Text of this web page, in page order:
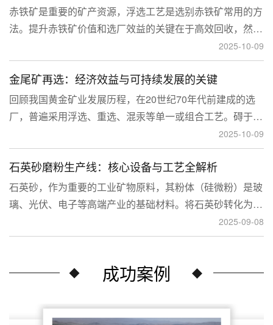
赤铁矿是重要的矿产资源，浮选工艺是选别赤铁矿常用的方
法。提升赤铁矿价值和选厂效益的关键在于高效回收，然
而，赤铁矿往往存在嵌布粒度细、易泥化、存在高硅铝杂质
等特征。利用传统的浮选工艺进行处理会面临回收率低、精
矿品位不稳定、药剂成本高等问题。
2025-10-09
金尾矿再选：经济效益与可持续发展的关键
回顾我国黄金矿业发展历程，在20世纪70年代前建成的选
厂，普遍采用浮选、重选、混汞等单一或组合工艺。碍于当
时选矿工艺水平的限制，回收率普遍较低，大量细粒金、包
裹金或与特定矿物共生的金流失到尾矿中，造成了巨大的经
济损失。
2025-10-09
石英砂磨粉生产线：核心设备与工艺全解析
石英砂，作为重要的工业矿物原料，其粉体（硅微粉）是玻
璃、光伏、电子等高端产业的基础材料。将石英砂转化为高
附加值的粉体，离不开一套专业的石英砂磨粉成套设备。本
文将从设备、工艺到应用，为您全面解析这条生产线。
2025-09-08
成功案例